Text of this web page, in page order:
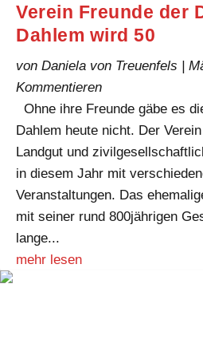
Verein Freunde der
Dahlem wird 50
von Daniela von Treuenfels |
Kommentieren
Ohne ihre Freunde gäbe es
Dahlem heute nicht. Der
Landgut und
in diesem Jahr mit
Veranstaltungen. Das
mit seiner rund 800jährigen
lange...
mehr lesen